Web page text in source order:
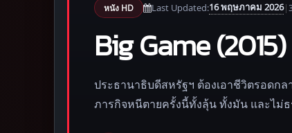
หนัง HD Last Updated:16 พฤษภาคม 2026|
Big Game
ประธานาธิบดีสหรัฐฯ ต้องเอาชีวิตรอดก
ภารกิจหนีตายครั้งนี้ทั้งลุ้น ทั้งมัน และไม่ธ